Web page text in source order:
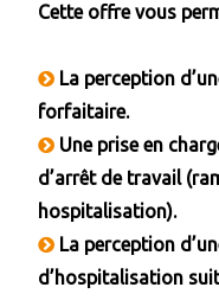
Cette offre vous
La perception
forfaitaire.
Une prise en
d’arrêt de travail
hospitalisation).
La perception
d’hospitalisation